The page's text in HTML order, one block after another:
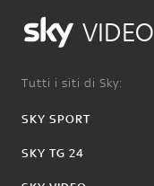
VIDEO
Tutti i siti di Sky:
SKY SPORT
SKY TG 24